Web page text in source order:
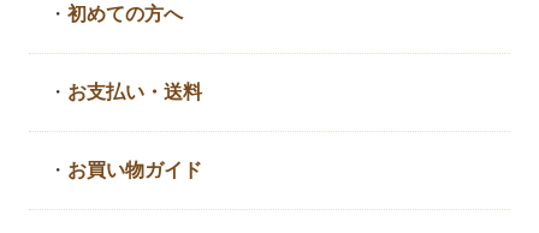
・初めての方へ
・ お支払い・送料
・ お買い物ガイド